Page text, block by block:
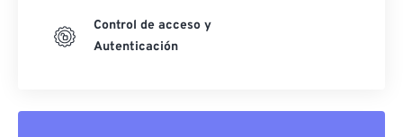
Control de acceso y
Autenticación